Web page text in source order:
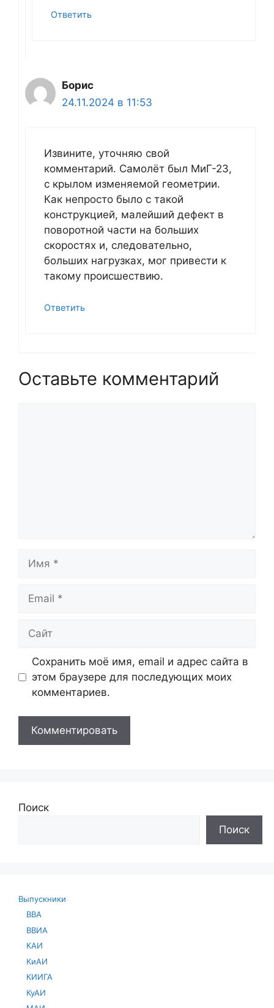
Ответить
Борис
24.11.2024 в 11:53
Извините, уточняю свой
комментарий. Самолёт был МиГ-23,
с крылом изменяемой геометрии.
Как непросто было с такой
конструкцией, малейший дефект в
поворотной части на больших
скоростях и, следовательно,
больших нагрузках, мог привести к
такому происшествию.
Ответить
Оставьте комментарий
Имя
Email
Сайт
Сохранить моё имя, email и адрес сайта в
этом браузере для последующих моих
комментариев.
Поиск
Поиск
Выпускники
ВВА
ВВИА
КАИ
КиАИ
КИИГА
КуАИ